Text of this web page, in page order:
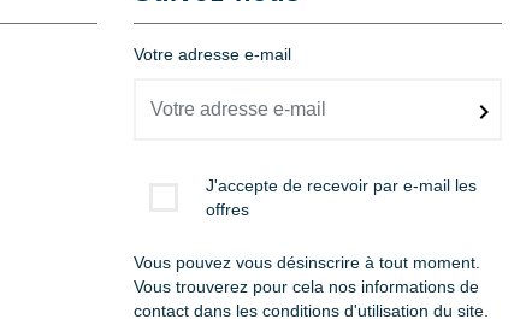
Votre adresse e-mail
J'accepte de recevoir par e-mail les
offres
Vous pouvez vous désinscrire à tout moment.
Vous trouverez pour cela nos informations de
contact dans les conditions d'utilisation du site.